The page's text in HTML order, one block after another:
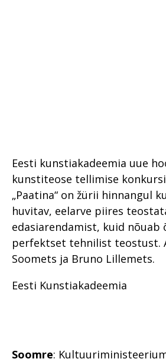
Eesti kunstiakadeemia uue
kunstiteose tellimise
„Paatina“ on žürii hinnangul
huvitav, eelarve piires
edasiarendamist, kuid nõuab
perfektset tehnilist teostust.
Soomets ja Bruno Lillemets.
Eesti Kunstiakadeemia
Soomre: